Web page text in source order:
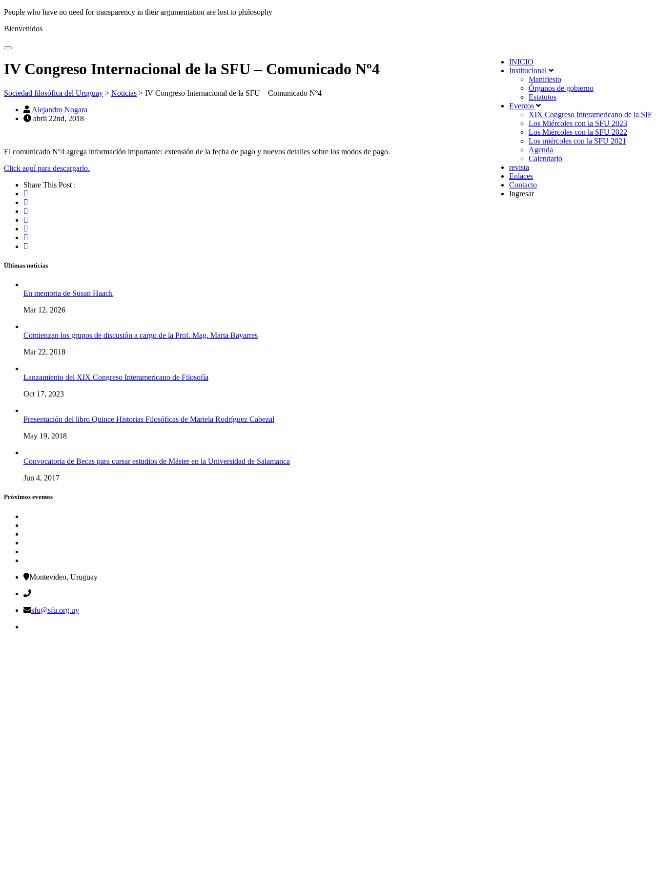
People who have no need for transparency in their argumentation are lost to philosophy
Bienvenidos
INICIO
Institucional
Manifiesto
Órganos de gobierno
Estatutos
Eventos
XIX Congreso Interamericano de la SIF
Los Miércoles con la SFU 2023
Los Miércoles con la SFU 2022
Los miércoles con la SFU 2021
Agenda
Calendario
revista
Enlaces
Contacto
Ingresar
IV Congreso Internacional de la SFU – Comunicado Nº4
Sociedad filosófica del Uruguay > Noticias > IV Congreso Internacional de la SFU – Comunicado Nº4
Alejandro Nogara
abril 22nd, 2018
El comunicado Nº4 agrega información importante: extensión de la fecha de pago y nuevos detalles sobre los modos de pago.
Click aquí para descargarlo.
Share This Post :
Últimas noticias
En memoria de Susan Haack
Mar 12, 2026
Comienzan los grupos de discusión a cargo de la Prof. Mag. Marta Bayarres
Mar 22, 2018
Lanzamiento del XIX Congreso Interamericano de Filosofía
Oct 17, 2023
Presentación del libro Quince Historias Filosóficas de Mariela Rodríguez Cabezal
May 19, 2018
Convocatoria de Becas para cursar estudios de Máster en la Universidad de Salamanca
Jun 4, 2017
Próximos eventos
Montevideo, Uruguay
sfu@sfu.org.uy